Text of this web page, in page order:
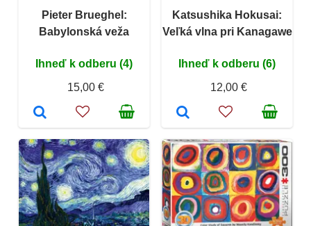
Pieter Brueghel:
Babylonská veža
Ihneď k odberu (4)
15,00 €
Katsushika Hokusai:
Veľká vlna pri Kanagawe
Ihneď k odberu (6)
12,00 €